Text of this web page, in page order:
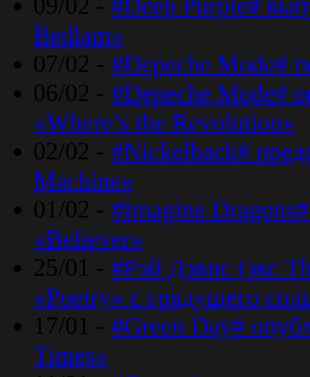
09/02 - #Deep Purple#
Bedlam»
07/02 - #Depeche Mode#
06/02 - #Depeche Mode#
«Where’s the Revolution»
02/02 - #Nickelback#
Machine»
01/02 - #Imagine
«Believer»
25/01 - #Рэй Дэвис (экс
«Poetry» с грядущего
17/01 - #Green Day#
Times»